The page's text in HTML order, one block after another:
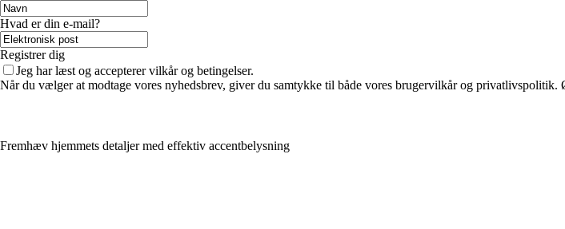
Hvad er din e-mail?
Registrer dig
Jeg har læst og accepterer vilkår og betingelser.
Når du vælger at modtage vores nyhedsbrev, giver du samtykke til både vores brugervilkår og
Fremhæv hjemmets detaljer med effektiv accentbelysning